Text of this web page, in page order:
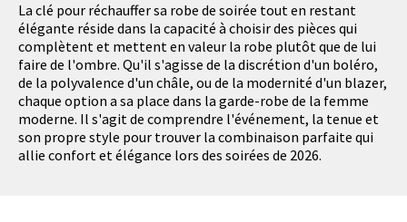
La clé pour réchauffer sa robe de soirée tout en restant
élégante réside dans la capacité à choisir des pièces qui
complètent et mettent en valeur la robe plutôt que de lui
faire de l'ombre. Qu'il s'agisse de la discrétion d'un boléro,
de la polyvalence d'un châle, ou de la modernité d'un blazer,
chaque option a sa place dans la garde-robe de la femme
moderne. Il s'agit de comprendre l'événement, la tenue et
son propre style pour trouver la combinaison parfaite qui
allie confort et élégance lors des soirées de 2026.